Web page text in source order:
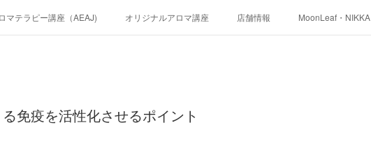
マテラピー講座（AEAJ) オリジナルアロマ講座 店舗情報 MoonLeaf・NIKKA
免疫を活性化させるポイント